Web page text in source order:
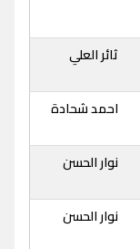
ثائر العلي
احمد شحادة
نوار الحسن
نوار الحسن